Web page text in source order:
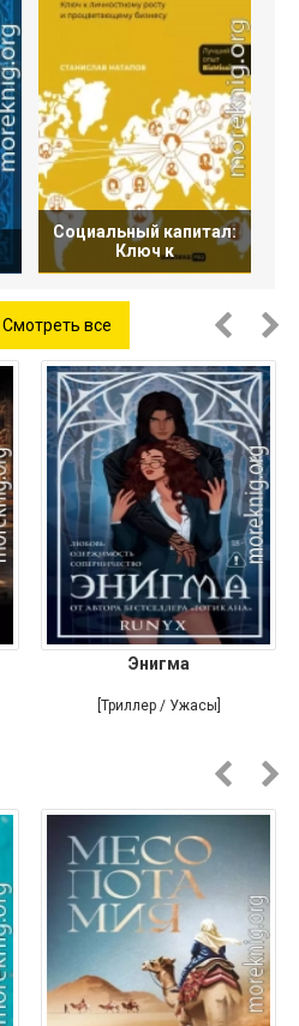
Социальный капитал:
Ключ к
Смотреть все
Энигма
[Триллер / Ужасы]